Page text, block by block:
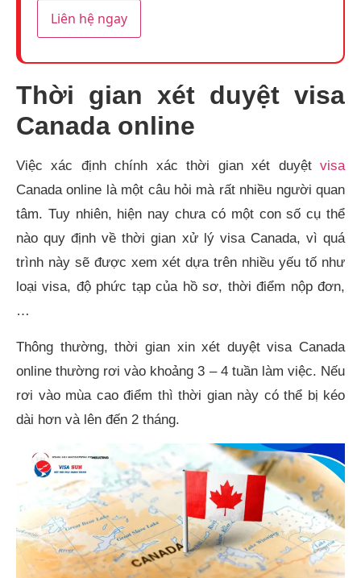
Liên hệ ngay
Thời gian xét duyệt visa
Canada online
Việc xác định chính xác thời gian xét duyệt visa
Canada online là một câu hỏi mà rất nhiều người quan
tâm. Tuy nhiên, hiện nay chưa có một con số cụ thể
nào quy định về thời gian xử lý visa Canada, vì quá
trình này sẽ được xem xét dựa trên nhiều yếu tố như
loại visa, độ phức tạp của hồ sơ, thời điểm nộp đơn,
…
Thông thường, thời gian xin xét duyệt visa Canada
online thường rơi vào khoảng 3 – 4 tuần làm việc. Nếu
rơi vào mùa cao điểm thì thời gian này có thể bị kéo
dài hơn và lên đến 2 tháng.